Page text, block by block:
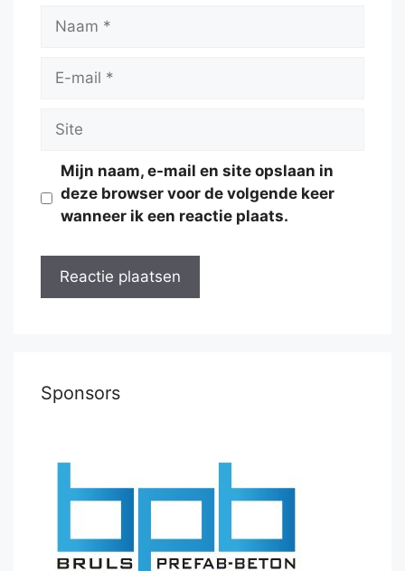
Naam
Site
Mijn naam, e-mail en site opslaan in
deze browser voor de volgende keer
wanneer ik een reactie plaats.
Sponsors